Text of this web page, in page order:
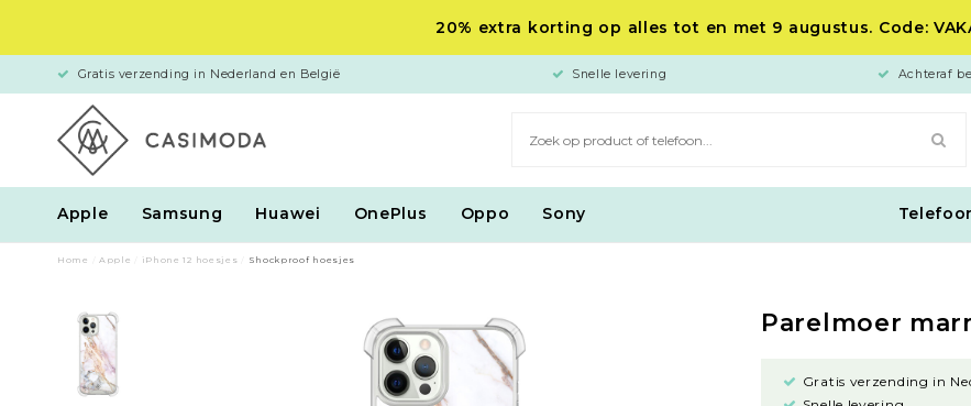
20% extra korting op alles tot en met 9 augustus. Code:
Gratis verzending in Nederland en België Snelle levering Achteraf
Apple Samsung Huawei OnePlus Oppo Sony
Home Apple iPhone 12 hoesjes Shockproof hoesjes
Parelmoer
Gratis verzending in